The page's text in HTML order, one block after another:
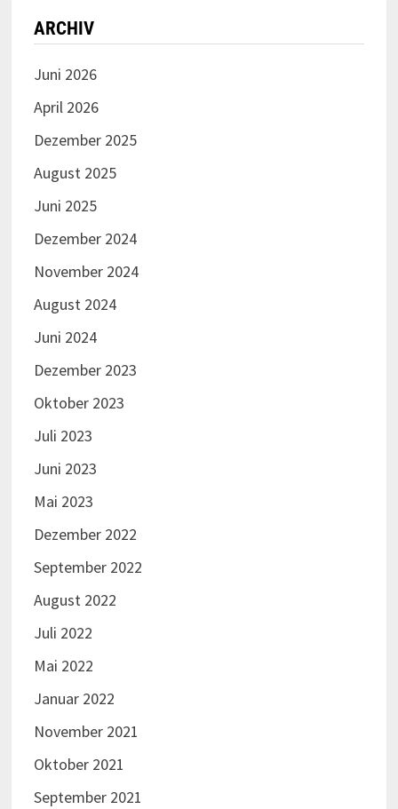
ARCHIV
Juni 2026
April 2026
Dezember 2025
August 2025
Juni 2025
Dezember 2024
November 2024
August 2024
Juni 2024
Dezember 2023
Oktober 2023
Juli 2023
Juni 2023
Mai 2023
Dezember 2022
September 2022
August 2022
Juli 2022
Mai 2022
Januar 2022
November 2021
Oktober 2021
September 2021